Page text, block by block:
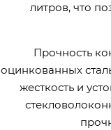
литров, что
Прочность
оцинкованных
жесткость и